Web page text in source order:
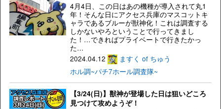
4月4日、この日はあの機種が導入されて丸1
年！そんな日にアクセス兵庫のマスコットキ
ャラであるブルーが獣神化！これは調査する
しかないやろということで行ってきまし
た！…できればプライベートで行きたかっ
た…
2024.04.12
ますく of ちゅう
ホル調~パチ7ホール調査隊~
【3/24(日)】獣神が登場した日は狙いどころ
見つけて攻めようぞ！